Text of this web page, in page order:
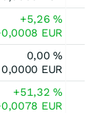
+5,26%
EUR
0,00%
0,0000 EUR
+51,32%
EUR